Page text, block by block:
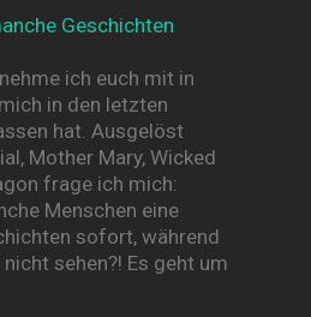
Geschichten
ich euch mit in
in den letzten
hat. Ausgelöst
Mother Mary, Wicked
frage ich mich:
Menschen eine
sofort, während
sehen?! Es geht um